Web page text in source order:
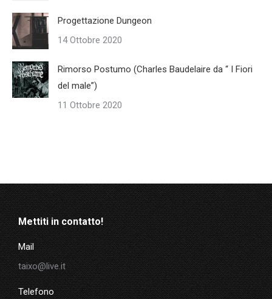
Progettazione Dungeon
14 Ottobre 2020
Rimorso Postumo (Charles Baudelaire da “ I Fiori
del male”)
11 Ottobre 2020
Mettiti in contatto!
Mail
taixo@live.it
Telefono